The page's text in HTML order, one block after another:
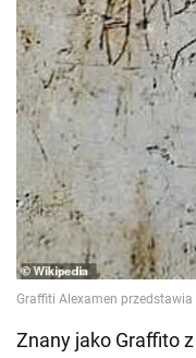
Znany jako Graffito